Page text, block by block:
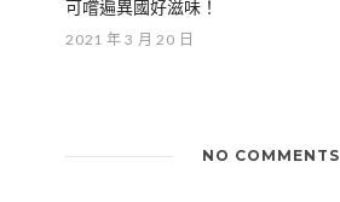
可嚐遍異國好滋味！
2021 年 3 月 20 日
NO COMMENTS